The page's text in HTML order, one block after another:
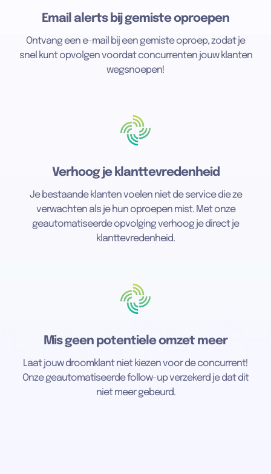
Email alerts bij gemiste oproepen
Ontvang een e-mail bij een gemiste oproep, zodat je
snel kunt opvolgen voordat concurrenten jouw klanten
wegsnoepen!
Verhoog je klanttevredenheid
Je bestaande klanten voelen niet de service die ze
verwachten als je hun oproepen mist. Met onze
geautomatiseerde opvolging verhoog je direct je
klanttevredenheid.
Mis geen potentiele omzet meer
Laat jouw droomklant niet kiezen voor de concurrent!
Onze geautomatiseerde follow-up verzekerd je dat dit
niet meer gebeurd.